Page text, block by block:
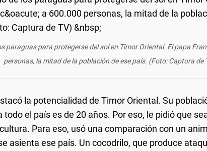
paraguas para protegerse del sol en Timor Oriental. El papa
personas, la mitad de la población de ese país. (Foto: Captura de
la potencialidad de Timor Oriental. Su
todo el país es de 20 años. Por eso, le pidió que
Para eso, usó una comparación con un
asienta ese país. Un cocodrilo, que produce